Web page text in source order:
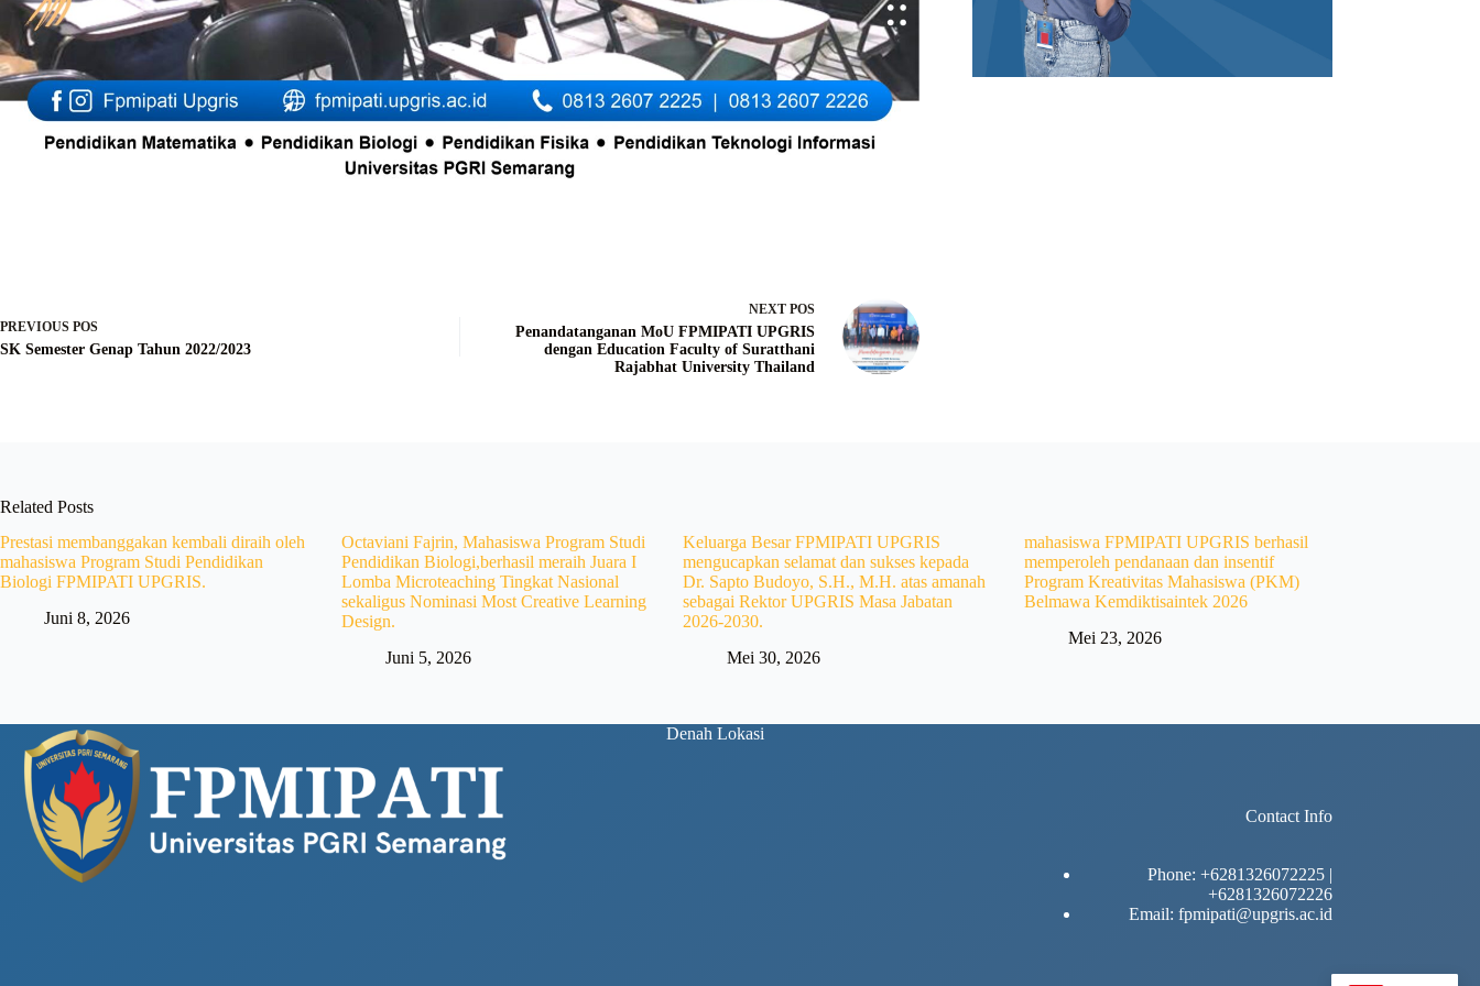
PREVIOUS POS
SK Semester Genap Tahun 2022/2023
NEXT POS
Penandatanganan MoU FPMIPATI UPGRIS
dengan Education Faculty of Suratthani
Rajabhat University Thailand
Related Posts
Prestasi membanggakan kembali diraih oleh
mahasiswa Program Studi Pendidikan
Biologi FPMIPATI UPGRIS.
Juni 8, 2026
Octaviani Fajrin, Mahasiswa Program Studi
Pendidikan Biologi,berhasil meraih Juara I
Lomba Microteaching Tingkat Nasional
sekaligus Nominasi Most Creative Learning
Design.
Juni 5, 2026
Keluarga Besar FPMIPATI UPGRIS
mengucapkan selamat dan sukses kepada
Dr. Sapto Budoyo, S.H., M.H. atas amanah
sebagai Rektor UPGRIS Masa Jabatan
2026-2030.
Mei 30, 2026
mahasiswa FPMIPATI UPGRIS berhasil
memperoleh pendanaan dan insentif
Program Kreativitas Mahasiswa (PKM)
Belmawa Kemdiktisaintek 2026
Mei 23, 2026
Denah Lokasi
Contact Info
Phone: +6281326072225 |
+6281326072226
Email: fpmipati@upgris.ac.id